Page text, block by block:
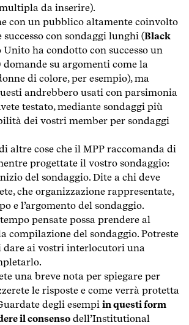
da inserire).
con un pubblico altamente coinvolto
con sondaggi lunghi (Black
Unito ha condotto con successo un
domande su argomenti come la
di colore, per esempio), ma
andrebbero usati con parsimonia
testato, mediante sondaggi più
dei vostri member per sondaggi
altre cose che il MPP raccomanda di
progettate il vostro sondaggio:
del sondaggio. Dite a chi deve
che organizzazione rappresentate,
e l’argomento del sondaggio.
pensate possa prendere al
compilazione del sondaggio. Potreste
dare ai vostri interlocutori una
una breve nota per spiegare per
le risposte e come verrà protetta
degli esempi in questi form
il consenso dell’Institutional